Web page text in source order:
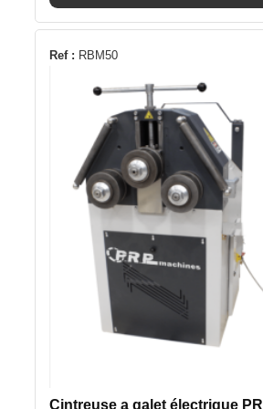
Ref : RBM50
Cintreuse a galet électrique